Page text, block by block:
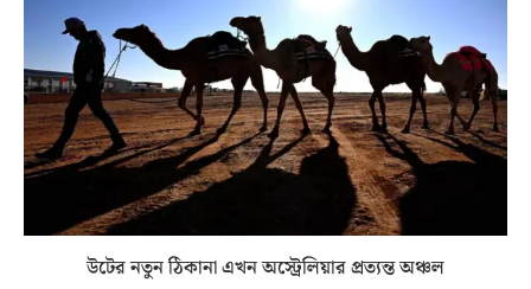
উটের নতুন ঠিকানা এখন অস্ট্রেলিয়ার প্রত্যন্ত অঞ্চল